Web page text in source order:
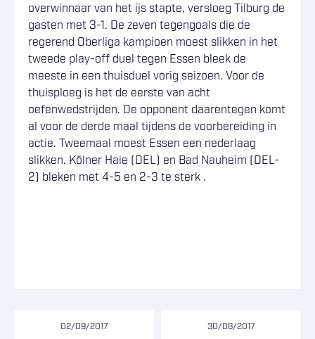
overwinnaar van het ijs stapte, versloeg Tilburg de
gasten met 3-1. De zeven tegengoals die de
regerend Oberliga kampioen moest slikken in het
tweede play-off duel tegen Essen bleek de
meeste in een thuisduel vorig seizoen. Voor de
thuisploeg is het de eerste van acht
oefenwedstrijden. De opponent daarentegen komt
al voor de derde maal tijdens de voorbereiding in
actie. Tweemaal moest Essen een nederlaag
slikken. Kölner Haie (DEL) en Bad Nauheim (DEL-
2) bleken met 4-5 en 2-3 te sterk .
02/09/2017 30/08/2017